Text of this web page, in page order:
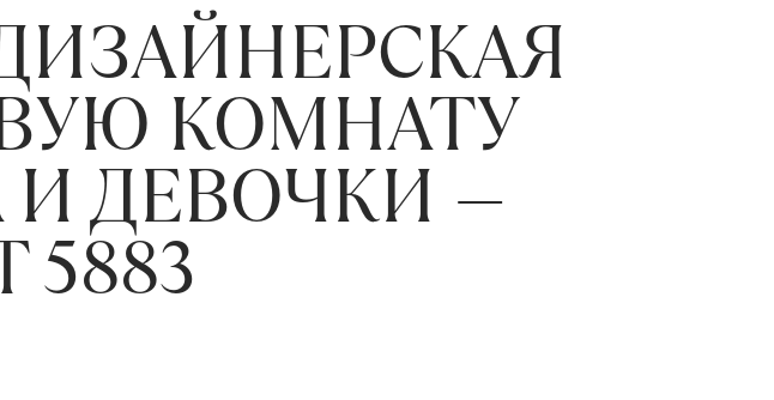
КОМНАТУ
ДЕВОЧКИ —
5883